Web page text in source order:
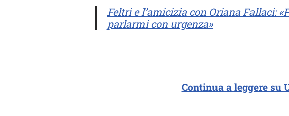
Feltri e l’amicizia con Oriana Fallaci:
parlarmi con urgenza»
Continua a leggere su